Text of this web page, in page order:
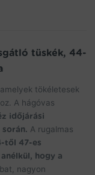
tüskék, 44-
tökéletesek
A hágóvas
időjárási
A rugalmas
-től 47-es
anélkül, hogy a
nagyon